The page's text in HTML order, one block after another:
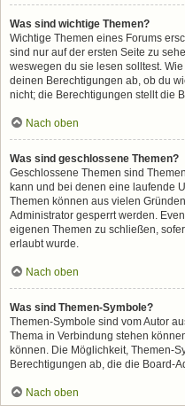
Was sind wichtige Themen?
Wichtige Themen eines Forums
sind nur auf der ersten Seite zu
weswegen du sie lesen solltest.
deinen Berechtigungen ab, ob du
nicht; die Berechtigungen stellt die
Nach oben
Was sind geschlossene Themen?
Geschlossene Themen sind
kann und bei denen eine laufende
Themen können aus vielen
Administrator gesperrt werden.
eigenen Themen zu schließen,
erlaubt wurde.
Nach oben
Was sind Themen-Symbole?
Themen-Symbole sind vom Autor
Thema in Verbindung stehen
können. Die Möglichkeit, Themen-
Berechtigungen ab, die die Board-
Nach oben